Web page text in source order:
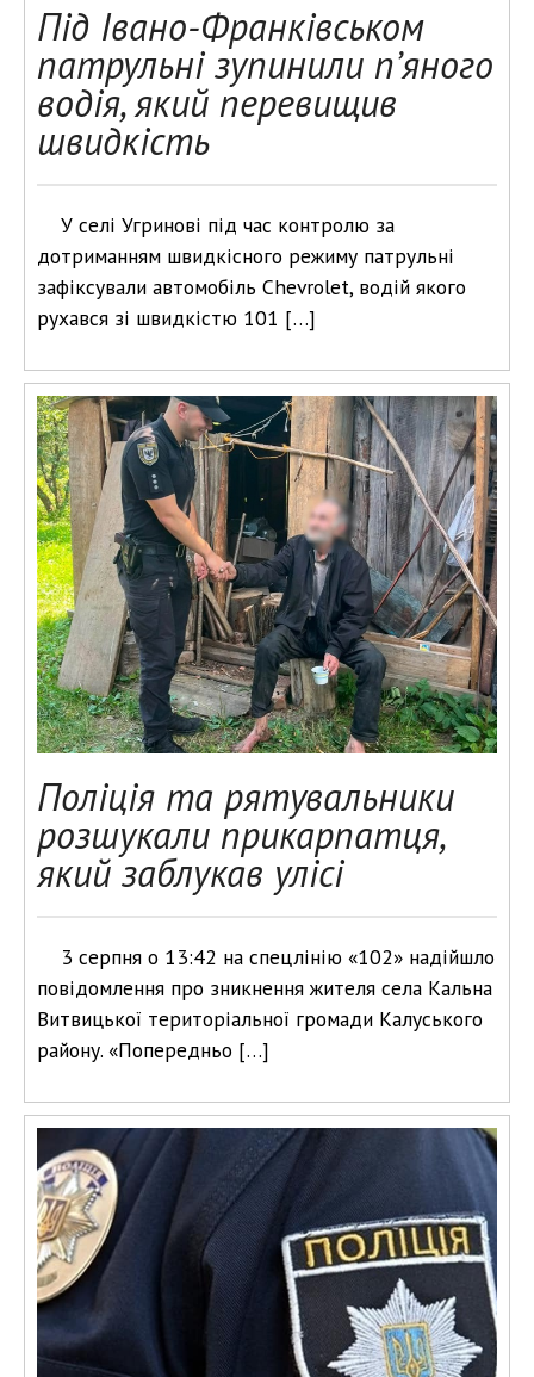
Під Івано-Франківськом
патрульні зупинили п’яного
водія, який перевищив
швидкість
У селі Угринові під час контролю за
дотриманням швидкісного режиму патрульні
зафіксували автомобіль Chevrolet, водій якого
рухався зі швидкістю 101 […]
Поліція та рятувальники
розшукали прикарпатця,
який заблукав улісі
3 серпня о 13:42 на спецлінію «102» надійшло
повідомлення про зникнення жителя села Кальна
Витвицької територіальної громади Калуського
району. «Попередньо […]